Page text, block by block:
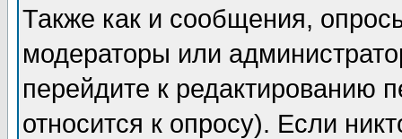
Также как и сообщения,
модераторы или
перейдите к редактированию
относится к опросу). Если